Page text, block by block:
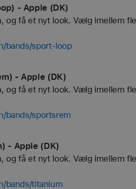
- Apple (DK)
og få et nyt look. Vælg imellem
bands/sport-loop
- Apple (DK)
og få et nyt look. Vælg imellem
bands/sportsrem
- Apple (DK)
og få et nyt look. Vælg imellem
bands/titanium